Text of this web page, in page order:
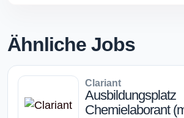
Ähnliche Jobs
Clariant
Ausbildungsplatz
Chemielaborant